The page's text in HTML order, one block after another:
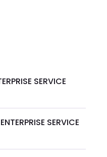
SERVICE
SERVICE